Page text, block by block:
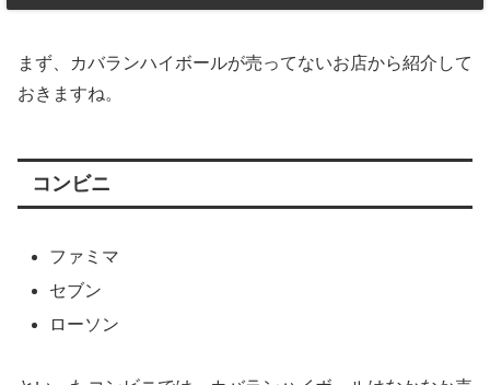
まず、カバランハイボールが売ってないお店から紹介して
おきますね。
コンビニ
ファミマ
セブン
ローソン